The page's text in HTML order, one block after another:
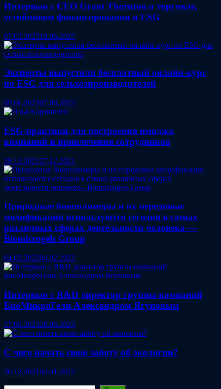
Интервью с CEO Grant Thornton о торговле,
устойчивом финансировании и ESG
07.03.202510.06.2025
Эксперты выпустили бесплатный онлайн-курс
по ESG для сельхозпроизводителей
09.06.202307.06.2023
ESG-практики для построения имиджа
компаний и привлечения сотрудников
28.12.2021 27.12.2021
Природные биополимеры и их передовые
модификации используются сегодня в самых
различных сферах деятельности человека —
Biomicrogels Group
04.02.202204.02.2022
Интервью с R&D директор группы компаний
БиоМикроГели Александром Ягуповым
27.06.202328.06.2023
С чего начать свою заботу об экологии?
30.12.202102.01.2022
Поиск